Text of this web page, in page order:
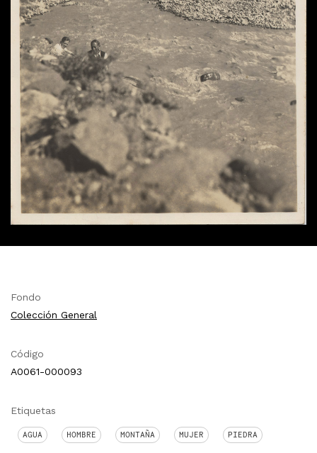
Fondo
Colección General
Código
A0061-000093
Etiquetas
AGUA HOMBRE MONTAÑA MUJER PIEDRA